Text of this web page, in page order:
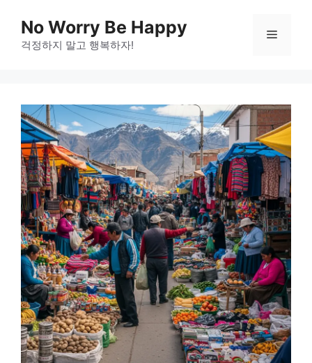
content
No Worry Be Happy
걱정하지 말고 행복하자!
Menu